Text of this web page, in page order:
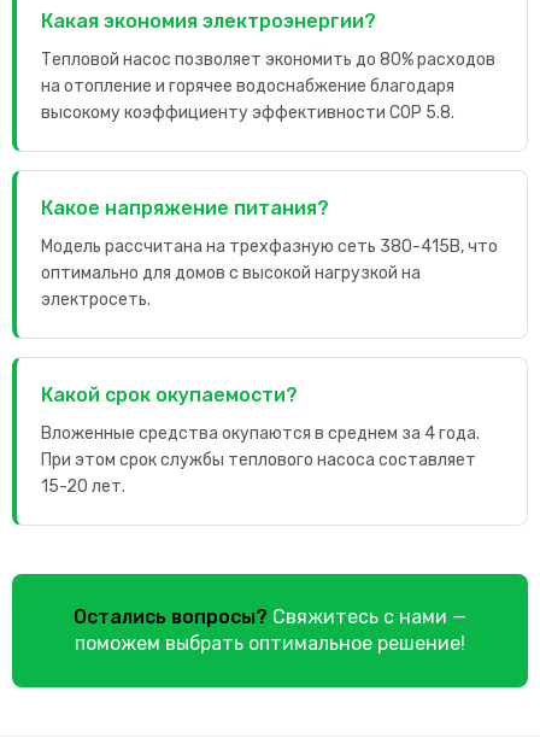
Какая экономия электроэнергии?
Тепловой насос позволяет экономить до 80% расходов
на отопление и горячее водоснабжение благодаря
высокому коэффициенту эффективности COP 5.8.
Какое напряжение питания?
Модель рассчитана на трехфазную сеть 380-415В, что
оптимально для домов с высокой нагрузкой на
электросеть.
Какой срок окупаемости?
Вложенные средства окупаются в среднем за 4 года.
При этом срок службы теплового насоса составляет
15-20 лет.
Остались вопросы? Свяжитесь с нами —
поможем выбрать оптимальное решение!